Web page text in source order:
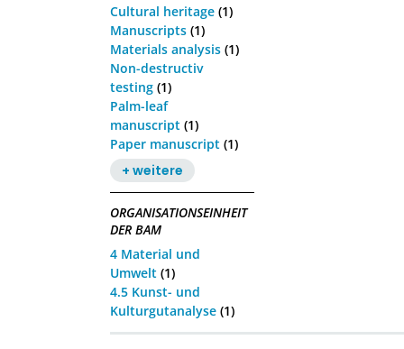
Cultural heritage (1)
Manuscripts (1)
Materials analysis (1)
Non-destructiv
testing (1)
Palm-leaf
manuscript (1)
Paper manuscript (1)
+ weitere
ORGANISATIONSEINHEIT
DER BAM
4 Material und
Umwelt (1)
4.5 Kunst- und
Kulturgutanalyse (1)